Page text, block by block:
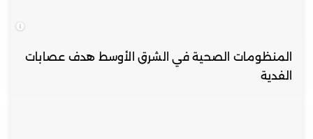
المنظومات الصحية في الشرق الأوسط هدف عصابات
الفدية